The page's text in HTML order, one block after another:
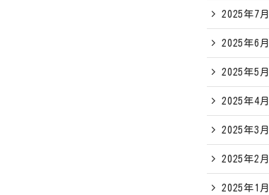
2025年7月
2025年6月
2025年5月
2025年4月
2025年3月
2025年2月
2025年1月